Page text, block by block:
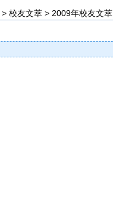
>校友文萃 > 2009年校友文萃